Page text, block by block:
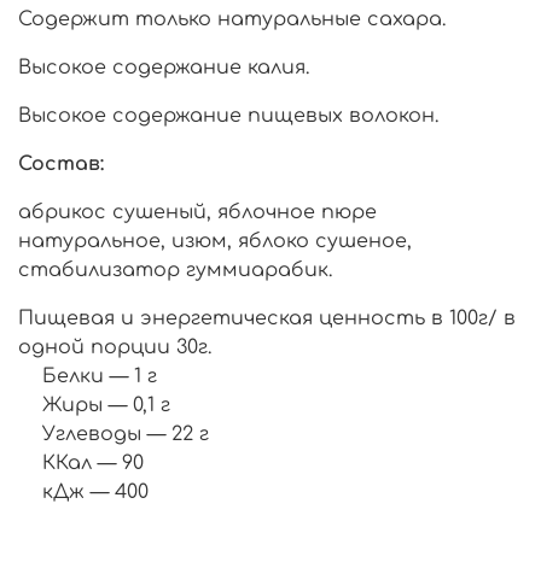
Содержит только натуральные сахара.
Высокое содержание калия.
Высокое содержание пищевых волокон.
Состав:
абрикос сушеный, яблочное пюре
натуральное, изюм, яблоко сушеное,
стабилизатор гуммиарабик.
Пищевая и энергетическая ценность в 100г/ в
одной порции 30г.
Белки — 1 г
Жиры — 0,1 г
Углеводы — 22 г
ККал — 90
кДж — 400